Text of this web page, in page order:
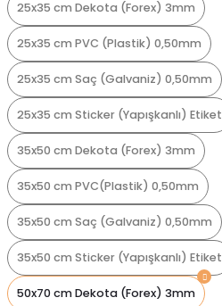
25x35 cm Dekota (Forex) 3mm
25x35 cm PVC (Plastik) 0,50mm
25x35 cm Saç (Galvaniz) 0,50mm
25x35 cm Sticker (Yapışkanlı) Etiket
35x50 cm Dekota (Forex) 3mm
35x50 cm PVC(Plastik) 0,50mm
35x50 cm Saç (Galvaniz) 0,50mm
35x50 cm Sticker (Yapışkanlı) Etiket
50x70 cm Dekota (Forex) 3mm